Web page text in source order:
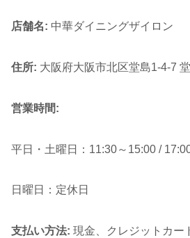
店舗名: 中華ダイニングザイロン
住所: 大阪府大阪市北区堂島1-4-7
営業時間:
平日・土曜日：11:30～15:00 /
日曜日：定休日
支払い方法: 現金、クレジットカー